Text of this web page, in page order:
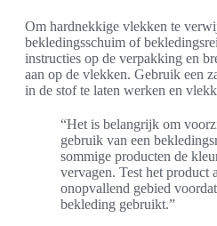
Om hardnekkige vlekken te
bekledingsschuim of
instructies op de verpakking en
aan op de vlekken. Gebruik een
in de stof te laten werken en
“Het is belangrijk om
gebruik van een
sommige producten de
vervagen. Test het product
onopvallend gebied
bekleding gebruikt.”